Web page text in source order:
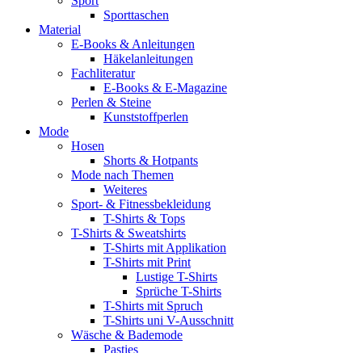
Sporttaschen
Material
E-Books & Anleitungen
Häkelanleitungen
Fachliteratur
E-Books & E-Magazine
Perlen & Steine
Kunststoffperlen
Mode
Hosen
Shorts & Hotpants
Mode nach Themen
Weiteres
Sport- & Fitnessbekleidung
T-Shirts & Tops
T-Shirts & Sweatshirts
T-Shirts mit Applikation
T-Shirts mit Print
Lustige T-Shirts
Sprüche T-Shirts
T-Shirts mit Spruch
T-Shirts uni V-Ausschnitt
Wäsche & Bademode
Pasties